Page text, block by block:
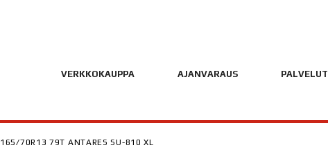
VERKKOKAUPPA AJANVARAUS PALVELUT
165/70R13 79T ANTARES SU-810 XL